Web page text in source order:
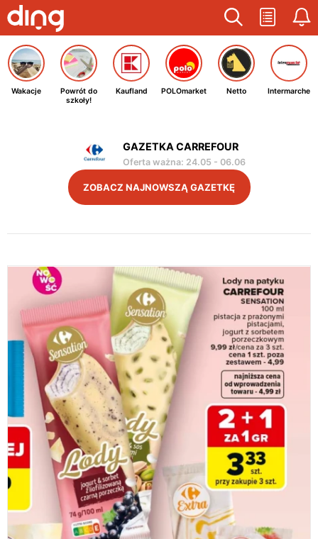
Wakacje
Powrót do
szkoły!
Kaufland POLOmarket Netto Intermarche
GAZETKA CARREFOUR
Oferta ważna: 24.05 - 06.06
ZOBACZ NAJNOWSZĄ GAZETKĘ